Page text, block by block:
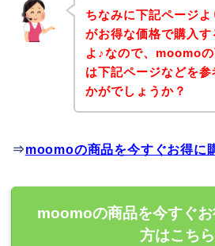
ちなみに下記ページ
がお得な価格で購入
よ♪なので、moomo
は下記ページなどを
かがでしょうか？
⇒moomoの商品を今すぐお得に
moomoの商品を今すぐ
方はこちら